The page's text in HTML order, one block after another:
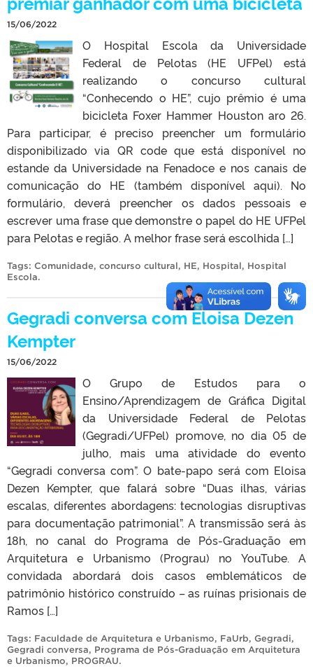
15/06/2022
O Hospital Escola da Universidade
Federal de Pelotas (HE UFPel) está
realizando o concurso cultural
“Conhecendo o HE”, cujo prêmio é uma
bicicleta Foxer Hammer Houston aro 26.
Para participar, é preciso preencher um formulário
disponibilizado via QR code que está disponível no
estande da Universidade na Fenadoce e nos canais de
comunicação do HE (também disponível aqui). No
formulário, deverá preencher os dados pessoais e
escrever uma frase que demonstre o papel do HE UFPel
para Pelotas e região. A melhor frase será escolhida […]
Tags: Comunidade, concurso cultural, HE, Hospital, Hospital
Escola.
Gegradi conversa com Eloisa Dezen
Kempter
15/06/2022
O Grupo de Estudos para o
Ensino/Aprendizagem de Gráfica Digital
da Universidade Federal de Pelotas
(Gegradi/UFPel) promove, no dia 05 de
julho, mais uma atividade do evento
“Gegradi conversa com”. O bate-papo será com Eloisa
Dezen Kempter, que falará sobre “Duas ilhas, várias
escalas, diferentes abordagens: tecnologias disruptivas
para documentação patrimonial”. A transmissão será às
18h, no canal do Programa de Pós-Graduação em
Arquitetura e Urbanismo (Prograu) no YouTube. A
convidada abordará dois casos emblemáticos de
patrimônio histórico construído – as ruínas prisionais de
Ramos […]
Tags: Faculdade de Arquitetura e Urbanismo, FaUrb, Gegradi,
Gegradi conversa, Programa de Pós-Graduação em Arquitetura
e Urbanismo, PROGRAU.